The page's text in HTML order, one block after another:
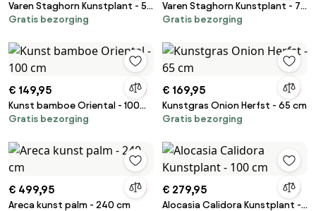
Varen Staghorn Kunstplant - 55
cm
Gratis bezorging
Varen Staghorn Kunstplant - 75
cm
Gratis bezorging
€ 149,95
Kunst bamboe Oriental - 100
cm
Gratis bezorging
€ 169,95
Kunstgras Onion Herfst - 65 cm
Gratis bezorging
€ 499,95
Areca kunst palm - 240 cm
€ 279,95
Alocasia Calidora Kunstplant -